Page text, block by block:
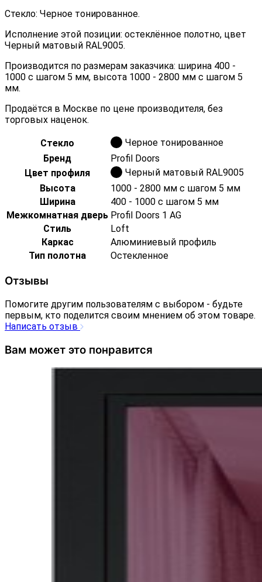
Стекло: Черное тонированное.
Исполнение этой позиции: остеклённое полотно, цвет
Черный матовый RAL9005.
Производится по размерам заказчика: ширина 400 -
1000 с шагом 5 мм, высота 1000 - 2800 мм с шагом 5
мм.
Продаётся в Москве по цене производителя, без
торговых наценок.
Стекло
Черное тонированное
Бренд
Profil Doors
Цвет профиля
Черный матовый RAL9005
Высота
1000 - 2800 мм с шагом 5 мм
Ширина
400 - 1000 с шагом 5 мм
Межкомнатная дверь Profil Doors 1 AG
Стиль
Loft
Каркас
Алюминиевый профиль
Тип полотна
Остекленное
Отзывы
Помогите другим пользователям с выбором - будьте
первым, кто поделится своим мнением об этом товаре.
Написать отзыв
Вам может это понравится